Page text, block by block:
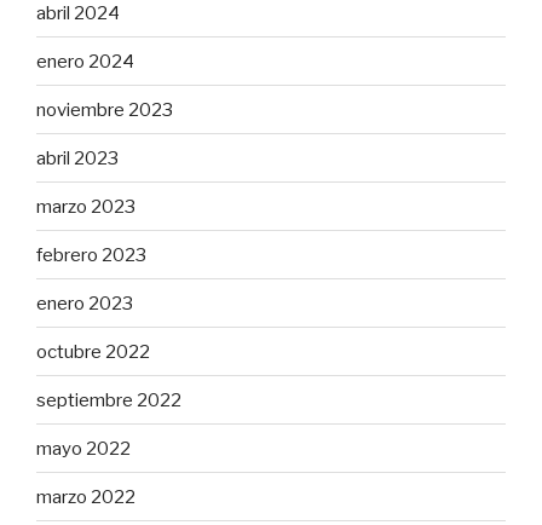
abril 2024
enero 2024
noviembre 2023
abril 2023
marzo 2023
febrero 2023
enero 2023
octubre 2022
septiembre 2022
mayo 2022
marzo 2022